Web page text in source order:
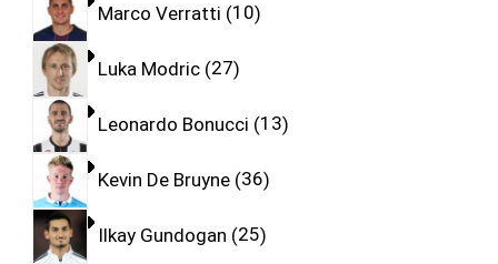
Marco Verratti 10
Luka Modric 27
Leonardo Bonucci 13
Kevin De Bruyne 36
Ilkay Gundogan 25